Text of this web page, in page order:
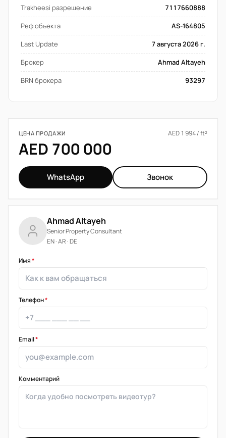
Trakheesi разрешение
7117660888
Реф объекта
AS-164805
Last Update
7 августа 2026 г.
Брокер
Ahmad Altayeh
BRN брокера
93297
ЦЕНА ПРОДАЖИ AED 1 994 / ft²
AED 700 000
WhatsApp Звонок
Ahmad Altayeh
Senior Property Consultant
EN · AR · DE
Имя*
Телефон*
Email*
Комментарий